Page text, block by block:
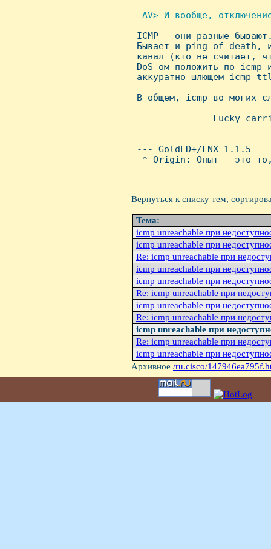
AV> И вообще,
ICMP - они разные
Бывает и ping of death, и
канал (кто не считает,
DoS-ом положить по
аккуратно шлющем icmp
В общем, icmp во могих
Lucky
--- GoldED+/LNX 1.1.5
* Origin: Опыт - это
Вернуться к списку тем,
Тема:
icmp unreachable при
icmp unreachable при
Re: icmp unreachable при
icmp unreachable при
icmp unreachable при
Re: icmp unreachable при
icmp unreachable при
Re: icmp unreachable при
icmp unreachable при
Re: icmp unreachable при
icmp unreachable при
Архивное /ru.cisco/